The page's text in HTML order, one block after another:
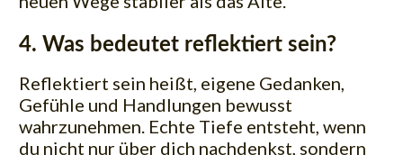
4. Was bedeutet reflektiert sein?
Reflektiert sein heißt, eigene Gedanken,
Gefühle und Handlungen bewusst
wahrzunehmen. Echte Tiefe entsteht, wenn
du nicht nur über dich nachdenkst, sondern